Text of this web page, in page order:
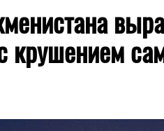
крушением